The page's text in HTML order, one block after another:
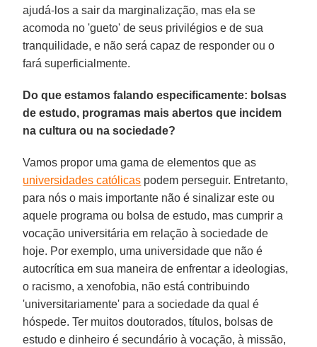
ajudá-los a sair da marginalização, mas ela se
acomoda no 'gueto' de seus privilégios e de sua
tranquilidade, e não será capaz de responder ou o
fará superficialmente.
Do que estamos falando especificamente: bolsas
de estudo, programas mais abertos que incidem
na cultura ou na sociedade?
Vamos propor uma gama de elementos que as
universidades católicas podem perseguir. Entretanto,
para nós o mais importante não é sinalizar este ou
aquele programa ou bolsa de estudo, mas cumprir a
vocação universitária em relação à sociedade de
hoje. Por exemplo, uma universidade que não é
autocrítica em sua maneira de enfrentar a ideologias,
o racismo, a xenofobia, não está contribuindo
'universitariamente' para a sociedade da qual é
hóspede. Ter muitos doutorados, títulos, bolsas de
estudo e dinheiro é secundário à vocação, à missão,